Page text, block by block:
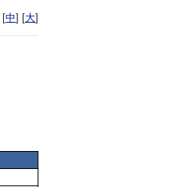
[中] [大]